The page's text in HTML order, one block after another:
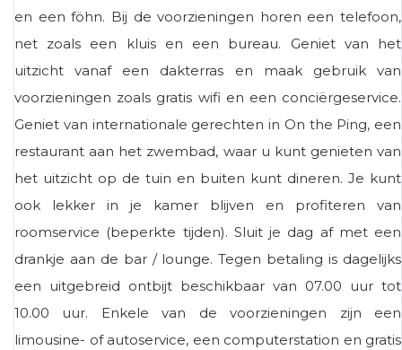
en een föhn. Bij de voorzieningen horen een telefoon,
net zoals een kluis en een bureau. Geniet van het
uitzicht vanaf een dakterras en maak gebruik van
voorzieningen zoals gratis wifi en een conciërgeservice.
Geniet van internationale gerechten in On the Ping, een
restaurant aan het zwembad, waar u kunt genieten van
het uitzicht op de tuin en buiten kunt dineren. Je kunt
ook lekker in je kamer blijven en profiteren van
roomservice (beperkte tijden). Sluit je dag af met een
drankje aan de bar / lounge. Tegen betaling is dagelijks
een uitgebreid ontbijt beschikbaar van 07.00 uur tot
10.00 uur. Enkele van de voorzieningen zijn een
limousine- of autoservice, een computerstation en gratis